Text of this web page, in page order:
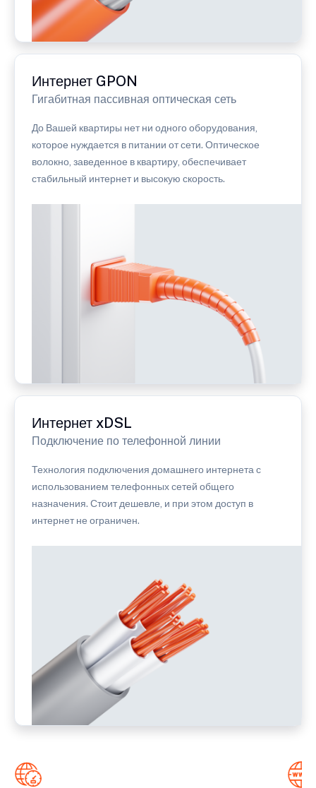
Интернет GPON
Гигабитная пассивная оптическая сеть
До Вашей квартиры нет ни одного оборудования,
которое нуждается в питании от сети. Оптическое
волокно, заведенное в квартиру, обеспечивает
стабильный интернет и высокую скорость.
Интернет xDSL
Подключение по телефонной линии
Технология подключения домашнего интернета с
использованием телефонных сетей общего
назначения. Стоит дешевле, и при этом доступ в
интернет не ограничен.